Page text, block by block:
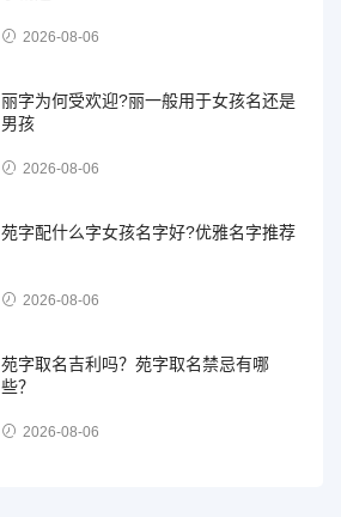
2026-08-06
丽字为何受欢迎?丽一般用于女孩名还是
男孩
2026-08-06
苑字配什么字女孩名字好?优雅名字推荐
2026-08-06
苑字取名吉利吗？苑字取名禁忌有哪
些？
2026-08-06